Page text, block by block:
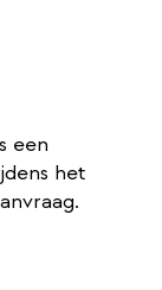
een
het